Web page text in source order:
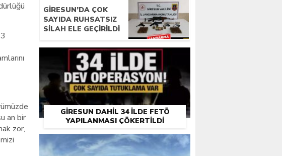
an bir
zor,
GIRESUN’DA ÇOK
SAYIDA RUHSATSIZ
SILAH ELE GEÇIRILDI
GIRESUN DAHIL 34 ILDE FETÖ
YAPILANMASI ÇÖKERTILDI